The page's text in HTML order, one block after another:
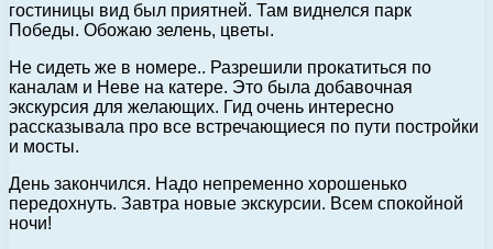
гостиницы вид был приятней. Там виднелся парк
Победы. Обожаю зелень, цветы.
Не сидеть же в номере.. Разрешили прокатиться по
каналам и Неве на катере. Это была добавочная
экскурсия для желающих. Гид очень интересно
рассказывала про все встречающиеся по пути постройки
и мосты.
День закончился. Надо непременно хорошенько
передохнуть. Завтра новые экскурсии. Всем спокойной
ночи!